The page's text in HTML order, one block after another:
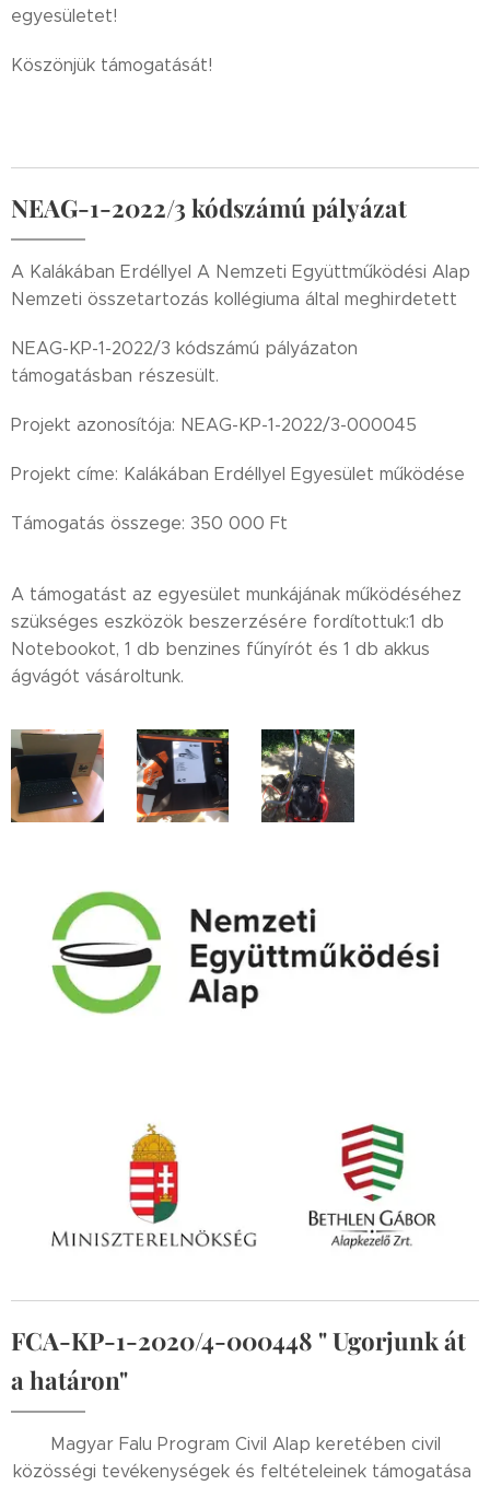
egyesületet!
Köszönjük támogatását!
NEAG-1-2022/3 kódszámú pályázat
A Kalákában Erdéllyel A Nemzeti Együttműködési Alap
Nemzeti összetartozás kollégiuma által meghirdetett
NEAG-KP-1-2022/3 kódszámú pályázaton
támogatásban részesült.
Projekt azonosítója: NEAG-KP-1-2022/3-000045
Projekt címe: Kalákában Erdéllyel Egyesület működése
Támogatás összege: 350 000 Ft
A támogatást az egyesület munkájának működéséhez
szükséges eszközök beszerzésére fordítottuk:1 db
Notebookot, 1 db benzines fűnyírót és 1 db akkus
ágvágót vásároltunk.
FCA-KP-1-2020/4-000448 " Ugorjunk át
a határon"
Magyar Falu Program Civil Alap keretében civil
közösségi tevékenységek és feltételeinek támogatása